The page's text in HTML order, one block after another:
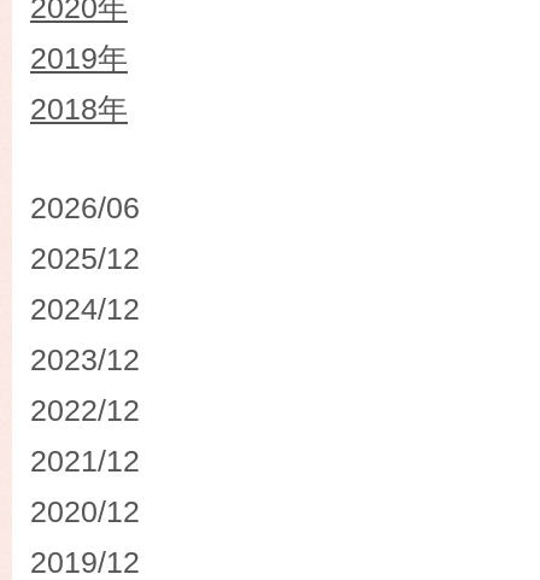
2020年
2019年
2018年
2026/06
2025/12
2024/12
2023/12
2022/12
2021/12
2020/12
2019/12